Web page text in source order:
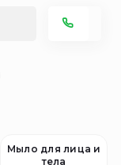
Мыло для лица и
тела